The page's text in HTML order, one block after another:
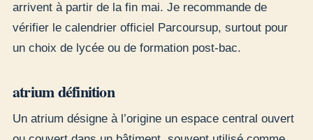
arrivent à partir de la fin mai. Je recommande de
vérifier le calendrier officiel Parcoursup, surtout pour
un choix de lycée ou de formation post-bac.
atrium définition
Un atrium désigne à l’origine un espace central ouvert